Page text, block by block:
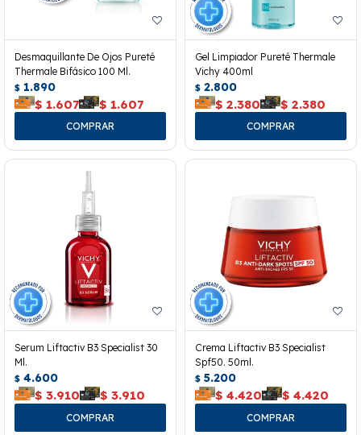
Desmaquillante De Ojos Pureté
Thermale Bifásico 100 Ml.
$ 1.890
$ 1.607 $ 1.607
Gel Limpiador Pureté Thermale
Vichy 400ml
$ 2.800
$ 2.380 $ 2.380
Serum Liftactiv B3 Specialist 30
Ml.
$ 4.600
$ 3.910 $ 3.910
Crema Liftactiv B3 Specialist
Spf50. 50ml.
$ 5.200
$ 4.420 $ 4.420